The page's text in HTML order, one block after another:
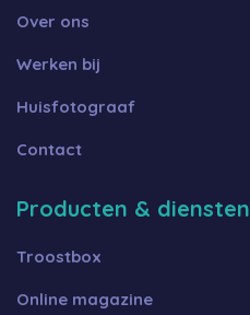
Over ons
Werken bij
Huisfotograaf
Contact
Producten & diensten
Troostbox
Online magazine